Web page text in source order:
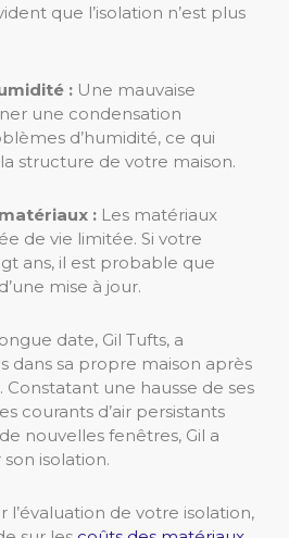
que l’isolation n’est plus
: Une mauvaise
une condensation
d’humidité, ce qui
structure de votre maison.
: Les matériaux
de vie limitée. Si votre
ans, il est probable que
mise à jour.
date, Gil Tufts, a
dans sa propre maison après
Constatant une hausse de ses
courants d’air persistants
nouvelles fenêtres, Gil a
isolation.
l’évaluation de votre isolation,